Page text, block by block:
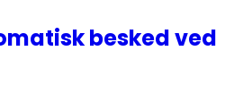
besked ved